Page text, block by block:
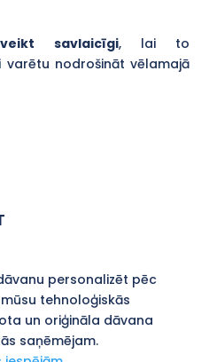
veikt savlaicīgi, lai to
nodrošināt vēlamajā
personalizēt pēc
tehnoloģiskās
un oriģināla dāvana
saņēmējam.